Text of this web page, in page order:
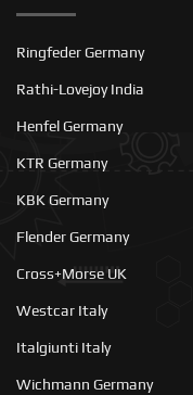
Ringfeder Germany
Rathi-Lovejoy India
Henfel Germany
KTR Germany
KBK Germany
Flender Germany
Cross+Morse UK
Westcar Italy
Italgiunti Italy
Wichmann Germany